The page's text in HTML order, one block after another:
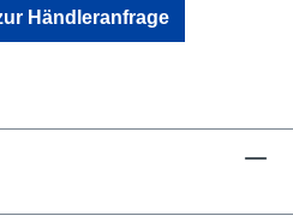
Händleranfrage